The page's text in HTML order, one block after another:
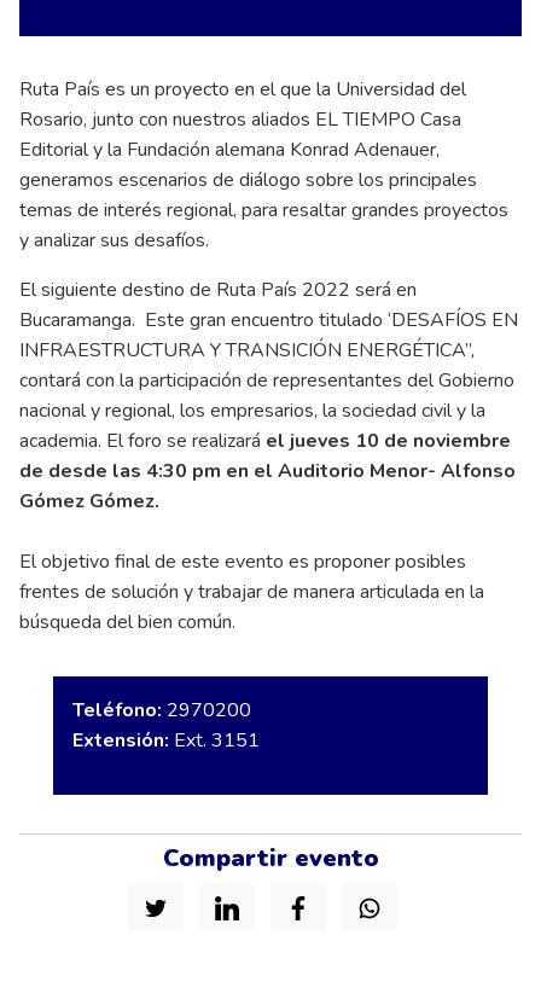
Teléfono: 2970200
Extensión: Ext. 3151
Compartir evento
Ruta País es un proyecto en el que la Universidad del
Rosario, junto con nuestros aliados EL TIEMPO Casa
Editorial y la Fundación alemana Konrad Adenauer,
generamos escenarios de diálogo sobre los principales
temas de interés regional, para resaltar grandes proyectos
y analizar sus desafíos.
El siguiente destino de Ruta País 2022 será en
Bucaramanga. Este gran encuentro titulado ‘DESAFÍOS EN
INFRAESTRUCTURA Y TRANSICIÓN ENERGÉTICA”,
contará con la participación de representantes del Gobierno
nacional y regional, los empresarios, la sociedad civil y la
academia. El foro se realizará el jueves 10 de noviembre
de desde las 4:30 pm en el Auditorio Menor- Alfonso
Gómez Gómez.
El objetivo final de este evento es proponer posibles
frentes de solución y trabajar de manera articulada en la
búsqueda del bien común.